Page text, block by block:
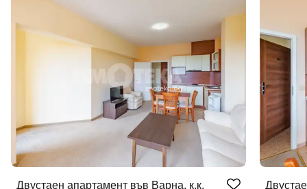
Двустаен апартамент във Варна, к.к.